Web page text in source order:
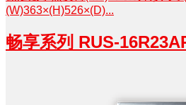
(W)363×(H)526×(D)...
畅享系列 RUS-